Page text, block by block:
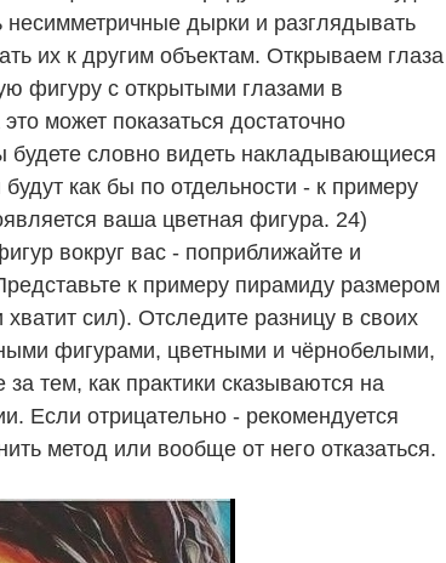
дырки и разглядывать
их к другим объектам. Открываем глаза
фигуру с открытыми глазами в
может показаться достаточно
словно видеть накладывающиеся
как бы по отдельности - к примеру
ваша цветная фигура. 24)
вокруг вас - поприближайте и
к примеру пирамиду размером
сил). Отследите разницу в своих
фигурами, цветными и чёрнобелыми,
тем, как практики сказываются на
Если отрицательно - рекомендуется
метод или вообще от него отказаться.